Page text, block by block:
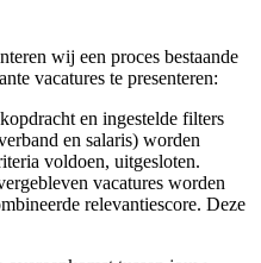
wij een proces bestaande
vacatures te presenteren:
en ingestelde filters
en salaris) worden
voldoen, uitgesloten.
vacatures worden
relevantiescore. Deze